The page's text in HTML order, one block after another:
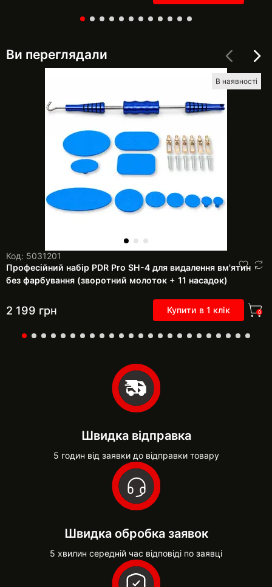
Ви переглядали
В наявності
Код: 5031201
Професійний набір PDR Pro SH-4 для видалення вм'ятин
без фарбування (зворотний молоток + 11 насадок)
2 199 грн Купити в 1 клік 0
Швидка відправка
5 годин від заявки до відправки товару
Швидка обробка заявок
5 хвилин середній час відповіді по заявці